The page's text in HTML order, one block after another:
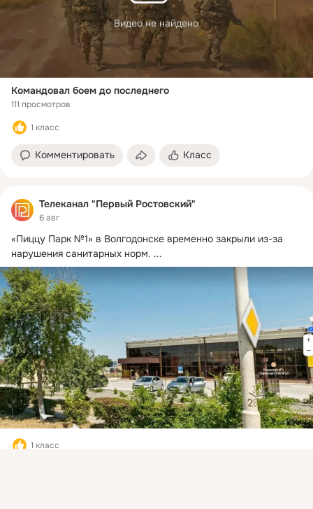
Видео не найдено
Командовал боем до последнего
111 просмотров
1 класс
Комментировать Класс
Телеканал "Первый Ростовский"
6 авг
«Пиццу Парк №1» в Волгодонске временно закрыли из-за
нарушения санитарных норм. ...
1 класс